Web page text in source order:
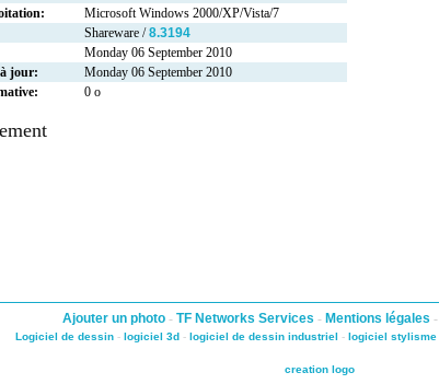
Microsoft Windows 2000/XP/Vista/7
Shareware /8.3194
Monday 06 September 2010
jour:
Monday 06 September 2010
0 o
Ajouter un photo - TF Networks Services - Mentions légales -
Logiciel de dessin - logiciel 3d - logiciel de dessin industriel - logiciel stylisme
creation logo